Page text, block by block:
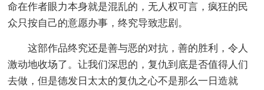
命在作者眼力本身就是混乱的，无人权可言，疯狂的民
众只按自己的意愿办事，终究导致悲剧。
这部作品终究还是善与恶的对抗，善的胜利，令人
激动地收场了。让我们深思的，复仇到底是否值得人们
去做，但是德发日太太的复仇之心不是那么一日造就